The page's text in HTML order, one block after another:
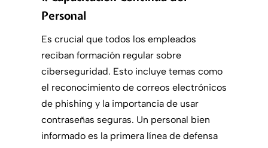
Personal
Es crucial que todos los empleados
reciban formación regular sobre
ciberseguridad. Esto incluye temas como
el reconocimiento de correos electrónicos
de phishing y la importancia de usar
contraseñas seguras. Un personal bien
informado es la primera línea de defensa